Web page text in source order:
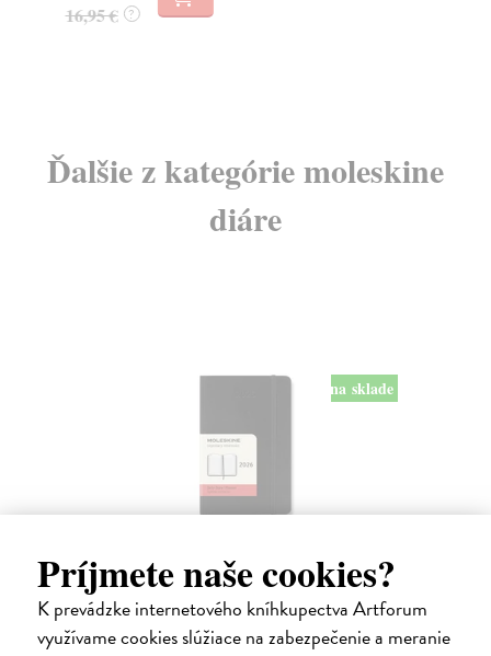
Príjmete naše cookies?
K prevádzke internetového kníhkupectva Artforum
využívame cookies slúžiace na zabezpečenie a meranie
16,95 € ?
Ďalšie z kategórie moleskine
diáre
na sklade
Diár Moleskine 2026 - mäkké dosky, S,
denný, čierny
9 x 14 cm| Zápisník Moleskine
Denný diár vreckové veľkosti na rok 2026. Na každý deň stránka pre
poznámky a schôdzky.